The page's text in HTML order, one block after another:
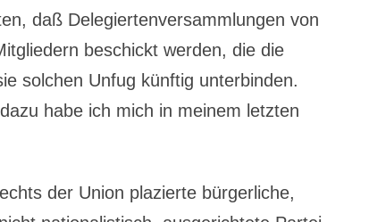
daß Delegiertenversammlungen von
beschickt werden, die die
solchen Unfug künftig unterbinden.
habe ich mich in meinem letzten
der Union plazierte bürgerliche,